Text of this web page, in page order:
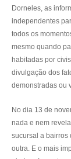
Dorneles, as
independentes
todos os
mesmo quando
habitadas por
divulgação dos
demonstradas ou
No dia 13 de
nada e nem
sucursal a bairros
outra. E o mais